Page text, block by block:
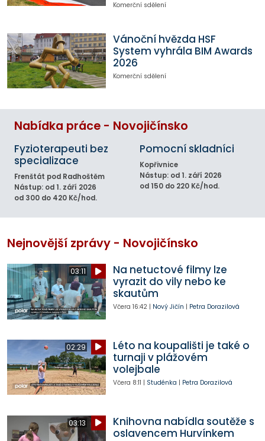
Komerční sdělení
Vánoční hvězda HSF
System vyhrála BIM Awards
2026
Komerční sdělení
Nabídka práce - Novojičínsko
Fyzioterapeuti bez
specializace
Frenštát pod Radhoštěm
Nástup: od 1. září 2026
od 300 do 420 Kč/hod.
Pomocní skladníci
Kopřivnice
Nástup: od 1. září 2026
od 150 do 220 Kč/hod.
Nejnovější zprávy - Novojičínsko
03:11
Na netuctové filmy lze
vyrazit do vily nebo ke
skautům
Včera 16:42| Nový Jičín | Petra Dorazilová
02:29
Léto na koupališti je také o
turnaji v plážovém
volejbale
Včera 8:11 | Studénka | Petra Dorazilová
03:13
Knihovna nabídla soutěže s
oslavencem Hurvínkem